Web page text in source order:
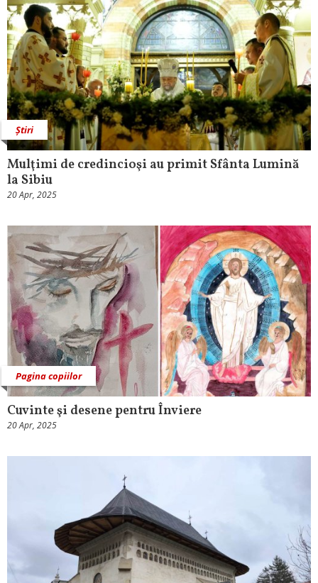
Știri
Mulţimi de credincioşi au primit Sfânta Lumină
la Sibiu
20 Apr, 2025
Pagina copiilor
Cuvinte şi desene pentru Înviere
20 Apr, 2025